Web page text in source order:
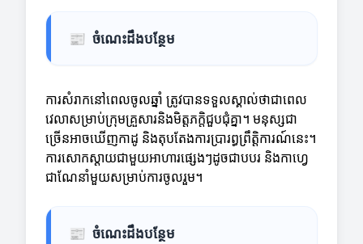
📰 ចំណេះដឹងបន្ថែម
ការសំរាកនៅពេលចូលឆ្នាំ ត្រូវបានទទួលស្គាល់ថាជាពេល
វេលាសម្រាប់ក្រុមគ្រួសារនិងមិត្តភក្តិជួបជុំគ្នា។ មនុស្សជា
ច្រើនអាចឃើញកាដូ និងតុបតែងការប្រារព្ធព្រឹត្តិការណ៍នេះ។
ការសោកស្ដាយជាមួយអាហារផ្សេងៗដូចជាបបរ និងកាហ្វេ​
ជា​ណែនាំ​មួយសម្រាប់ការចូលរួម។
📰 ចំណេះដឹងបន្ថែម